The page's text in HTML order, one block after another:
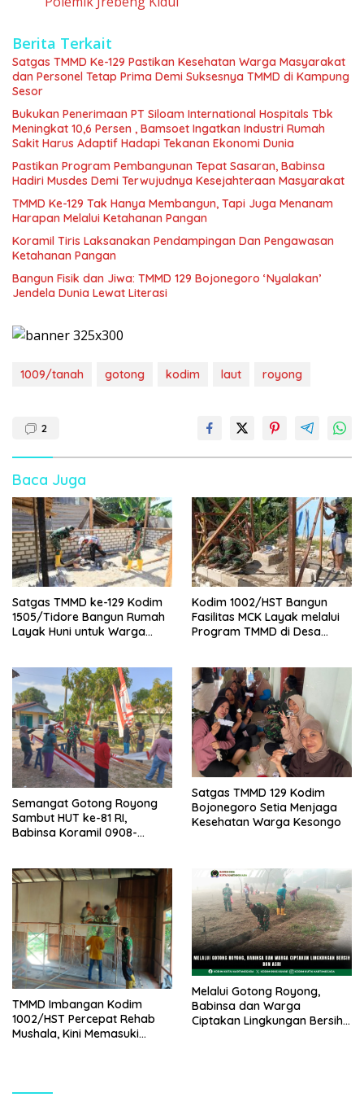
Berita Terkait
Satgas TMMD Ke-129 Pastikan Kesehatan Warga Masyarakat
dan Personel Tetap Prima Demi Suksesnya TMMD di Kampung
Sesor
Bukukan Penerimaan PT Siloam International Hospitals Tbk
Meningkat 10,6 Persen , Bamsoet Ingatkan Industri Rumah
Sakit Harus Adaptif Hadapi Tekanan Ekonomi Dunia
Pastikan Program Pembangunan Tepat Sasaran, Babinsa
Hadiri Musdes Demi Terwujudnya Kesejahteraan Masyarakat
TMMD Ke-129 Tak Hanya Membangun, Tapi Juga Menanam
Harapan Melalui Ketahanan Pangan
Koramil Tiris Laksanakan Pendampingan Dan Pengawasan
Ketahanan Pangan
Bangun Fisik dan Jiwa: TMMD 129 Bojonegoro ‘Nyalakan’
Jendela Dunia Lewat Literasi
1009/tanah gotong kodim laut royong
2
Baca Juga
Satgas TMMD ke-129 Kodim
1505/Tidore Bangun Rumah
Layak Huni untuk Warga
Kodim 1002/HST Bangun
Fasilitas MCK Layak melalui
Program TMMD di Desa
Semangat Gotong Royong
Sambut HUT ke-81 RI,
Babinsa Koramil 0908-
Umbul
Satgas TMMD 129 Kodim
Bojonegoro Setia Menjaga
Kesehatan Warga Kesongo
TMMD Imbangan Kodim
1002/HST Percepat Rehab
Mushala, Kini Memasuki
Melalui Gotong Royong,
Babinsa dan Warga
Ciptakan Lingkungan Bersih